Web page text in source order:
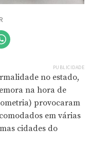
PUBLICIDADE
no estado,
na hora de
provocaram
em várias
cidades do